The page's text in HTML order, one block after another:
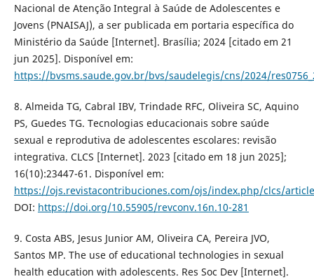
Nacional de Atenção Integral à Saúde de Adolescentes e
Jovens (PNAISAJ), a ser publicada em portaria específica do
Ministério da Saúde [Internet]. Brasília; 2024 [citado em 21
jun 2025]. Disponível em:
https://bvsms.saude.gov.br/bvs/saudelegis/cns/2024/
8. Almeida TG, Cabral IBV, Trindade RFC, Oliveira SC, Aquino
PS, Guedes TG. Tecnologias educacionais sobre saúde
sexual e reprodutiva de adolescentes escolares: revisão
integrativa. CLCS [Internet]. 2023 [citado em 18 jun 2025];
16(10):23447-61. Disponível em:
https://ojs.revistacontribuciones.com/ojs/index.php/clcs/
DOI: https://doi.org/10.55905/revconv.16n.10-281
9. Costa ABS, Jesus Junior AM, Oliveira CA, Pereira JVO,
Santos MP. The use of educational technologies in sexual
health education with adolescents. Res Soc Dev [Internet].